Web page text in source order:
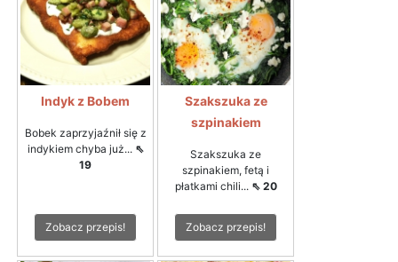
Indyk z Bobem
Bobek zaprzyjaźnił się z
indykiem chyba już... ⇖
19
Zobacz przepis!
Szakszuka ze
szpinakiem
Szakszuka ze
szpinakiem, fetą i
płatkami chili... ⇖ 20
Zobacz przepis!